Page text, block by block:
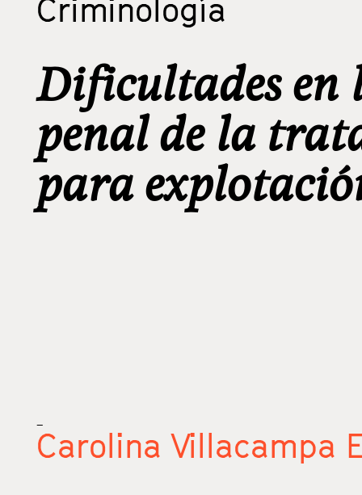
Criminología
Dificultades en
penal de la
para
_
Carolina Villacampa